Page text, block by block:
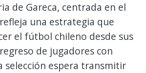
de Gareca, centrada en el
una estrategia que
el fútbol chileno desde sus
de jugadores con
selección espera transmitir